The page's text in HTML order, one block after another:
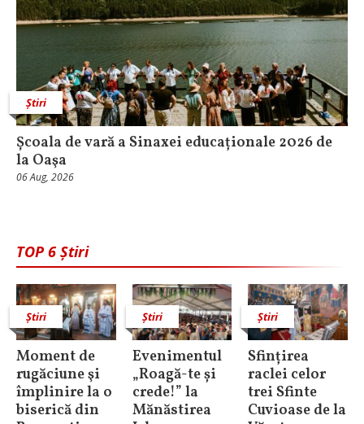
Știri
Școala de vară a Sinaxei educaționale 2026 de
la Oaşa
06 Aug, 2026
TOP 6 Știri
Știri
Moment de
rugăciune şi
împlinire la o
biserică din
Știri
Evenimentul
„Roagă-te și
crede!” la
Mănăstirea
Știri
Sfințirea
raclei celor
trei Sfinte
Cuvioase de la